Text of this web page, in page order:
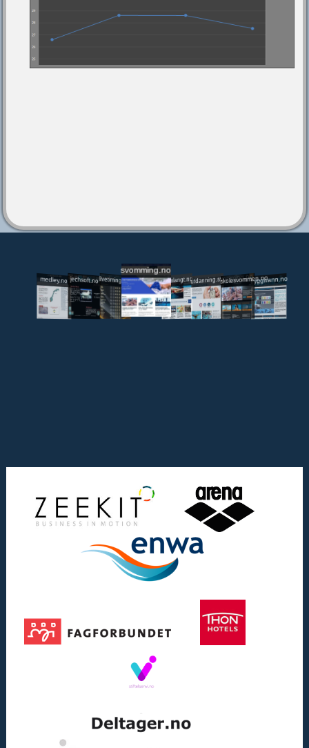
medley.no jechsoft.nolivetiming.medley.no
svomming.no
svomlangt.noutdanning.svomming.no
skolesvommen.notryggivann.no